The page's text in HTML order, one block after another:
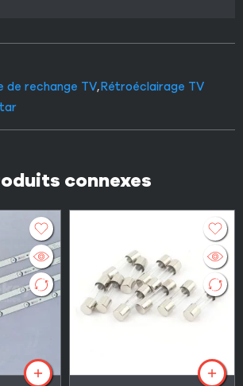
de rechange TV,Rétroéclairage TV
connexes